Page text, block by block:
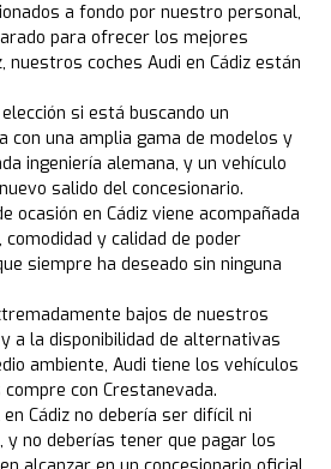
a fondo por nuestro personal,
para ofrecer los mejores
nuestros coches Audi en Cádiz están
si está buscando un
con una amplia gama de modelos y
ingeniería alemana, y un vehículo
salido del concesionario.
ocasión en Cádiz viene acompañada
y calidad de poder
siempre ha deseado sin ninguna
bajos de nuestros
a la disponibilidad de alternativas
ambiente, Audi tiene los vehículos
con Crestanevada.
Cádiz no debería ser difícil ni
no deberías tener que pagar los